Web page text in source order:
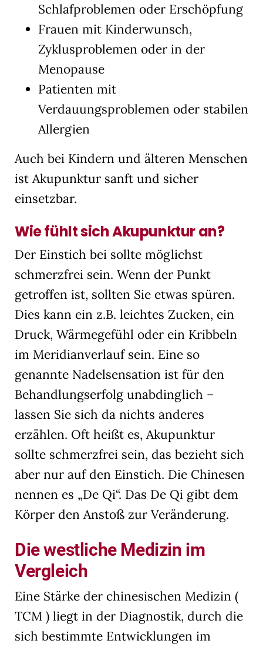
Schlafproblemen oder Erschöpfung
Frauen mit Kinderwunsch,
Zyklusproblemen oder in der
Menopause
Patienten mit
Verdauungsproblemen oder stabilen
Allergien
Auch bei Kindern und älteren Menschen
ist Akupunktur sanft und sicher
einsetzbar.
Wie fühlt sich Akupunktur an?
Der Einstich bei sollte möglichst
schmerzfrei sein. Wenn der Punkt
getroffen ist, sollten Sie etwas spüren.
Dies kann ein z.B. leichtes Zucken, ein
Druck, Wärmegefühl oder ein Kribbeln
im Meridianverlauf sein. Eine so
genannte Nadelsensation ist für den
Behandlungserfolg unabdinglich –
lassen Sie sich da nichts anderes
erzählen. Oft heißt es, Akupunktur
sollte schmerzfrei sein, das bezieht sich
aber nur auf den Einstich. Die Chinesen
nennen es „De Qi“. Das De Qi gibt dem
Körper den Anstoß zur Veränderung.
Die westliche Medizin im
Vergleich
Eine Stärke der chinesischen Medizin (
TCM ) liegt in der Diagnostik, durch die
sich bestimmte Entwicklungen im